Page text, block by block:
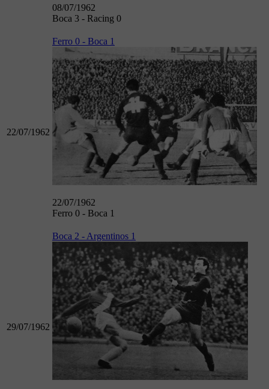
08/07/1962
Boca 3 - Racing 0
22/07/1962
Ferro 0 - Boca 1
22/07/1962
Ferro 0 - Boca 1
29/07/1962
Boca 2 - Argentinos 1